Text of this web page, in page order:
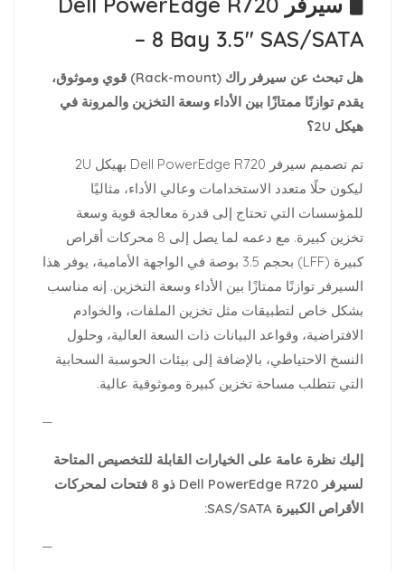
– 8 Bay 3.5″ SAS/SATA
هل تبحث عن سيرفر راك (Rack-mount) قوي وموثوق،
يقدم توازنًا ممتازًا بين الأداء وسعة التخزين والمرونة في
هيكل 2U؟
تم تصميم سيرفر Dell PowerEdge R720 بهيكل 2U
ليكون حلًا متعدد الاستخدامات وعالي الأداء، مثاليًا
للمؤسسات التي تحتاج إلى قدرة معالجة قوية وسعة
تخزين كبيرة. مع دعمه لما يصل إلى 8 محركات أقراص
كبيرة (LFF) بحجم 3.5 بوصة في الواجهة الأمامية، يوفر هذا
السيرفر توازنًا ممتازًا بين الأداء وسعة التخزين. إنه مناسب
بشكل خاص لتطبيقات مثل تخزين الملفات، والخوادم
الافتراضية، وقواعد البيانات ذات السعة العالية، وحلول
النسخ الاحتياطي، بالإضافة إلى بيئات الحوسبة السحابية
التي تتطلب مساحة تخزين كبيرة وموثوقية عالية.
—
إليك نظرة عامة على الخيارات القابلة للتخصيص المتاحة
لسيرفر Dell PowerEdge R720 ذو 8 فتحات لمحركات
الأقراص الكبيرة SAS/SATA:
—